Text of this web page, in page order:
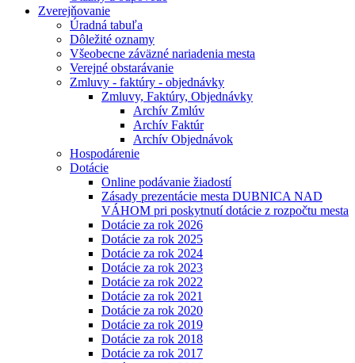
Zverejňovanie
Úradná tabuľa
Dôležité oznamy
Všeobecne záväzné nariadenia mesta
Verejné obstarávanie
Zmluvy - faktúry - objednávky
Zmluvy, Faktúry, Objednávky
Archív Zmlúv
Archív Faktúr
Archív Objednávok
Hospodárenie
Dotácie
Online podávanie žiadostí
Zásady prezentácie mesta DUBNICA NAD
VÁHOM pri poskytnutí dotácie z rozpočtu mesta
Dotácie za rok 2026
Dotácie za rok 2025
Dotácie za rok 2024
Dotácie za rok 2023
Dotácie za rok 2022
Dotácie za rok 2021
Dotácie za rok 2020
Dotácie za rok 2019
Dotácie za rok 2018
Dotácie za rok 2017